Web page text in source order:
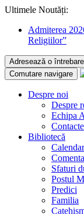
Ultimele Noutăți:
Admiterea
Religiilor”
Adresează o
Comutare navigare
Despre noi
Despre
Echipa
Contacte
Bibliotecă
Sfaturi
Postul
Predici
Familia